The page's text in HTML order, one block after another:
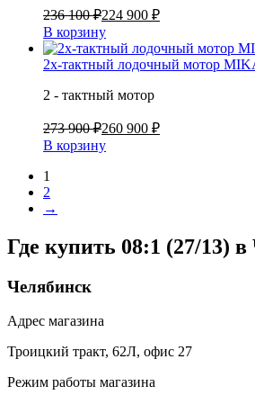
236 100 ₽224 900 ₽
В корзину
2х-тактный лодочный мотор
2 - тактный мотор
273 900 ₽260 900 ₽
В корзину
1
2
→
Где купить 08:1 (27/13) в
Челябинск
Адрес магазина
Троицкий тракт, 62Л, офис 27
Режим работы магазина